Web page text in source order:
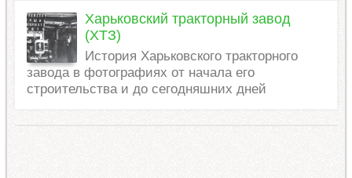
Харьковский тракторный завод
(ХТЗ)
История Харьковского тракторного
завода в фотографиях от начала его
строительства и до сегодняшних дней